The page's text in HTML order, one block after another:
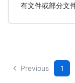
有文件或部分文件
Previous 1